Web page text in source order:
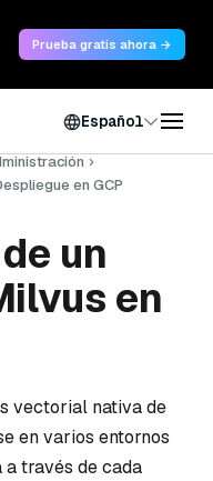
Prueba gratis ahora →
Español
en GCP
un
en
vectorial nativa de
en varios entornos
a través de cada